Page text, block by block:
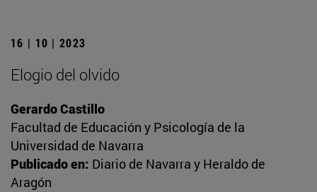
16 | 10 | 2023
Elogio del olvido
Gerardo Castillo
Facultad de Educación y Psicología de la
Universidad de Navarra
Publicado en: Diario de Navarra y Heraldo de
Aragón